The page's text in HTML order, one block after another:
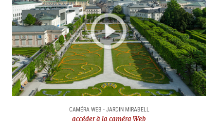
CAMÉRA WEB - JARDIN MIRABELL
accéder à la caméra Web